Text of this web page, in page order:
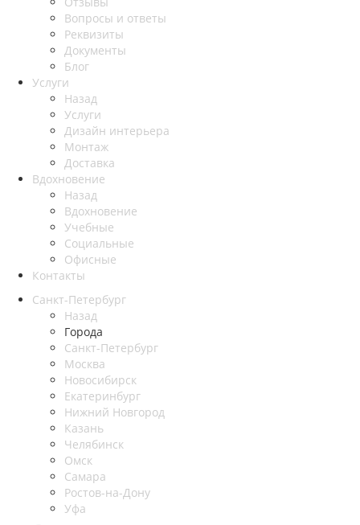
Вопросы и ответы
Реквизиты
Документы
Блог
Услуги
Назад
Услуги
Дизайн интерьера
Монтаж
Доставка
Вдохновение
Назад
Вдохновение
Учебные
Социальные
Офисные
Контакты
Санкт-Петербург
Назад
Города
Санкт-Петербург
Москва
Новосибирск
Екатеринбург
Нижний Новгород
Казань
Челябинск
Омск
Самара
Ростов-на-Дону
Уфа